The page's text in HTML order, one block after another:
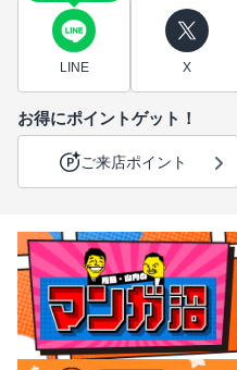
LINE X
お得にポイントゲット！
ご来店ポイント